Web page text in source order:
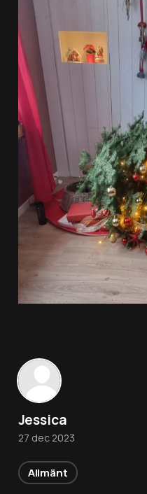
Jessica
27 dec 2023
Allmänt